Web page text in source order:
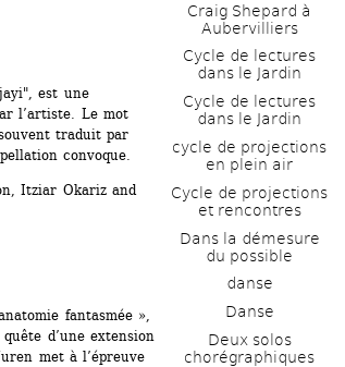
est une
l’artiste. Le mot
traduit par
convoque.
Itziar Okariz and
fantasmée »,
d’une extension
met à l’épreuve
Craig Shepard à
Aubervilliers
Cycle de lectures
dans le Jardin
Cycle de lectures
dans le Jardin
cycle de projections
en plein air
Cycle de projections
et rencontres
Dans la démesure
du possible
danse
Danse
Deux solos
chorégraphiques